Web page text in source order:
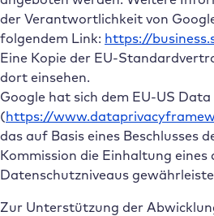
der Verantwortlichkeit von
folgendem Link: https://
Eine Kopie der EU-
dort einsehen.
Google hat sich dem EU-US
(https://
das auf Basis eines Beschlusses
Kommission die Einhaltung eines
Datenschutzniveaus
Zur Unterstützung der